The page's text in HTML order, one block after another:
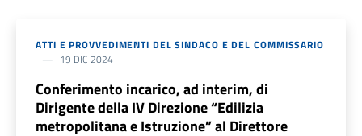
ATTI E PROVVEDIMENTI DEL SINDACO E DEL COMMISSARIO
19 DIC 2024
Conferimento incarico, ad interim, di
Dirigente della IV Direzione “Edilizia
metropolitana e Istruzione” al Direttore